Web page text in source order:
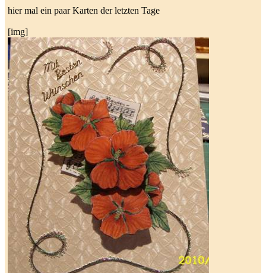
hier mal ein paar Karten der letzten Tage
[img]